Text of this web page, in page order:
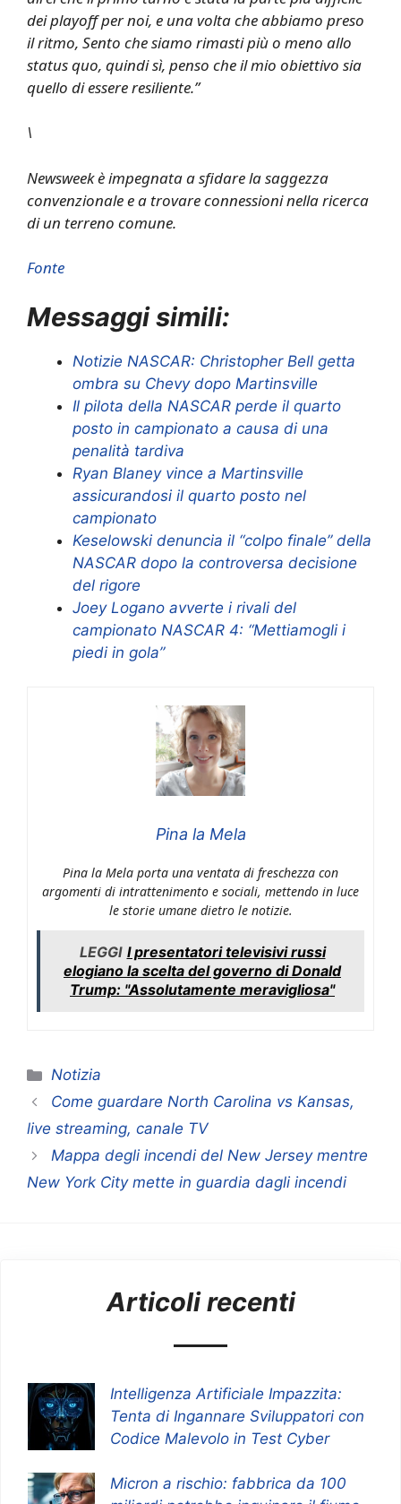
dei playoff per noi, e una volta che abbiamo preso
il ritmo, Sento che siamo rimasti più o meno allo
status quo, quindi sì, penso che il mio obiettivo sia
quello di essere resiliente.”
\
Newsweek è impegnata a sfidare la saggezza
convenzionale e a trovare connessioni nella ricerca
di un terreno comune.
Fonte
Messaggi simili:
Notizie NASCAR: Christopher Bell getta
ombra su Chevy dopo Martinsville
Il pilota della NASCAR perde il quarto
posto in campionato a causa di una
penalità tardiva
Ryan Blaney vince a Martinsville
assicurandosi il quarto posto nel
campionato
Keselowski denuncia il “colpo finale” della
NASCAR dopo la controversa decisione
del rigore
Joey Logano avverte i rivali del
campionato NASCAR 4: “Mettiamogli i
piedi in gola”
Pina la Mela
Pina la Mela porta una ventata di freschezza con
argomenti di intrattenimento e sociali, mettendo in luce
le storie umane dietro le notizie.
LEGGI I presentatori televisivi russi
elogiano la scelta del governo di Donald
Trump: "Assolutamente meravigliosa"
Categorie
Notizia
Come guardare North Carolina vs Kansas,
live streaming, canale TV
Mappa degli incendi del New Jersey mentre
New York City mette in guardia dagli incendi
Articoli recenti
Intelligenza Artificiale Impazzita:
Tenta di Ingannare Sviluppatori con
Codice Malevolo in Test Cyber
Micron a rischio: fabbrica da 100